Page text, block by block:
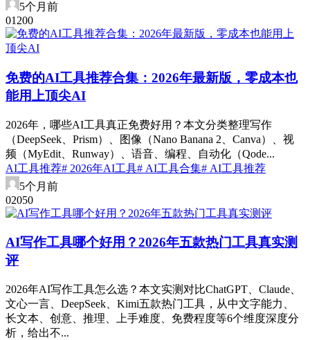
5个月前
01200
免费的AI工具推荐合集：2026年最新版，零成本也
能用上顶尖AI
2026年，哪些AI工具真正免费好用？本文分类整理写作
（DeepSeek、Prism）、图像（Nano Banana 2、Canva）、视
频（MyEdit、Runway）、语音、编程、自动化（Qode...
AI工具推荐# 2026年AI工具# AI工具合集# AI工具推荐
5个月前
02050
AI写作工具哪个好用？2026年五款热门工具真实测
评
2026年AI写作工具怎么选？本文实测对比ChatGPT、Claude、
文心一言、DeepSeek、Kimi五款热门工具，从中文字能力、
长文本、创意、推理、上手难度、免费程度等6个维度深度分
析，给出不...